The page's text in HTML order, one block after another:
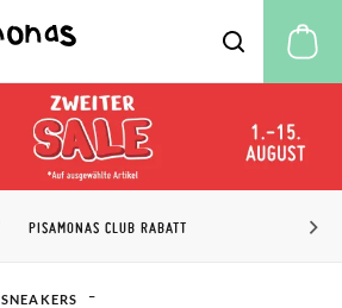
PISAMONAS CLUB RABATT
SNEAKERS